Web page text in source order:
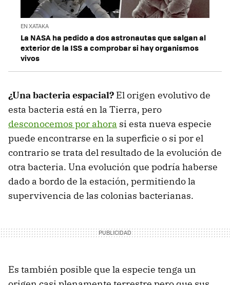
EN XATAKA
La NASA ha pedido a dos astronautas que salgan al
exterior de la ISS a comprobar si hay organismos
vivos
¿Una bacteria espacial? El origen evolutivo de
esta bacteria está en la Tierra, pero
desconocemos por ahora si esta nueva especie
puede encontrarse en la superficie o si por el
contrario se trata del resultado de la evolución de
otra bacteria. Una evolución que podría haberse
dado a bordo de la estación, permitiendo la
supervivencia de las colonias bacterianas.
Es también posible que la especie tenga un